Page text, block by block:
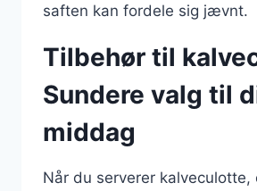
saften kan fordele sig jævnt.
Tilbehør til
Sundere valg til
middag
Når du serverer